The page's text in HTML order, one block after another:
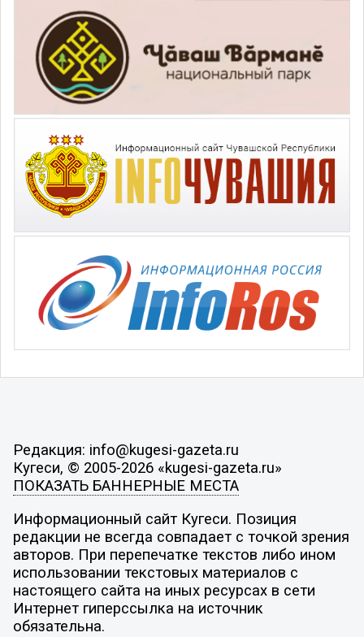
Редакция: info@kugesi-gazeta.ru
Кугеси, © 2005-2026 «kugesi-gazeta.ru»
ПОКАЗАТЬ БАННЕРНЫЕ МЕСТА
Информационный сайт Кугеси. Позиция
редакции не всегда совпадает с точкой зрения
авторов. При перепечатке текстов либо ином
использовании текстовых материалов с
настоящего сайта на иных ресурсах в сети
Интернет гиперссылка на источник
обязательна.